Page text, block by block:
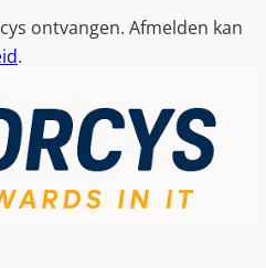
ontvangen. Afmelden kan
.